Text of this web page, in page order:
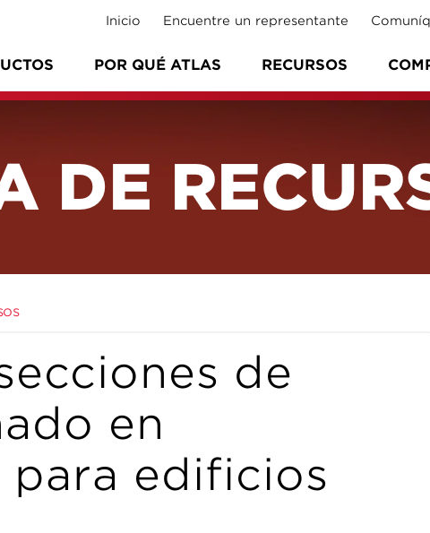
POR QUÉ ATLAS RECURSOS
Inicio Encuentre un representante
DE
de
en
edificios